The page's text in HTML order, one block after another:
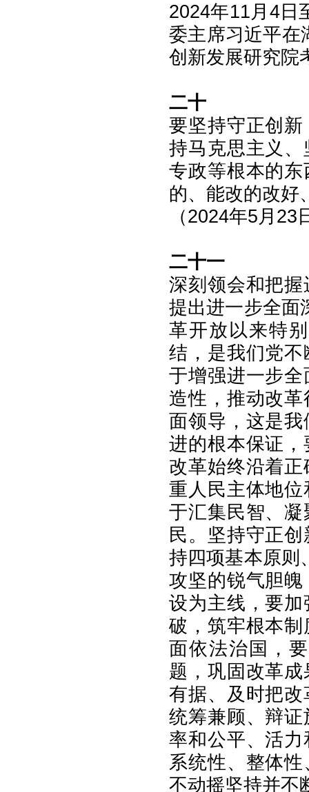
2024年11月4日
委主席习近平在
创新发展研究院
二十
要坚持守正创
持马克思主义
专政等根本的
的、能改的改好
（2024年5月
二十一
深刻领会和把
提出进一步全面
革开放以来特
结，是我们党
于增强进一步
造性，推动改
面领导，这是
进的根本保证
改革始终沿着
重人民主体地
于汇集民智、
民。坚持守正
持四项基本原则
攻坚的锐气胆
设为主线，要
破，筑牢根本
面依法治国，
题，巩固改革
有据、及时把
统筹兼顾、辩
率和公平、活
系统性、整体
不动摇坚持并不